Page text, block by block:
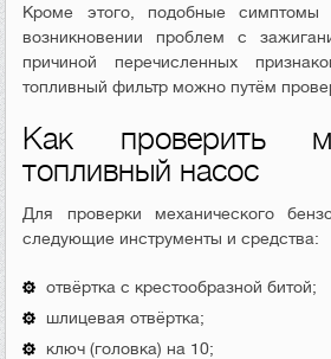
Кроме этого, подобные
возникновении проблем с
причиной перечисленных
топливный фильтр можно путём
Как проверить
топливный насос
Для проверки механического
следующие инструменты и средства:
отвёртка с крестообразной битой;
шлицевая отвёртка;
ключ (головка) на 10;